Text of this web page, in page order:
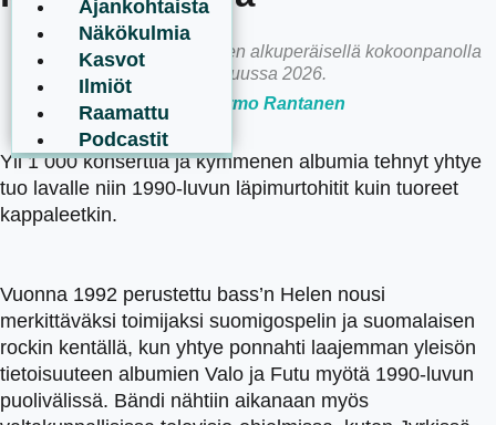
Ajankohtaista
Näkökulmia
Kasvot
Ilmiöt
Raamattu
Podcastit
Bass'n Helen tekee kiertueen alkuperäisellä kokoonpanolla
maaliskuussa 2026.
Kuva: Jarmo Rantanen
Yli 1 000 konserttia ja kymmenen albumia tehnyt yhtye
tuo lavalle niin 1990-luvun läpimurtohitit kuin tuoreet
kappaleetkin.
Vuonna 1992 perustettu bass’n Helen nousi
merkittäväksi toimijaksi suomigospelin ja suomalaisen
rockin kentällä, kun yhtye ponnahti laajemman yleisön
tietoisuuteen albumien Valo ja Futu myötä 1990-luvun
puolivälissä. Bändi nähtiin aikanaan myös